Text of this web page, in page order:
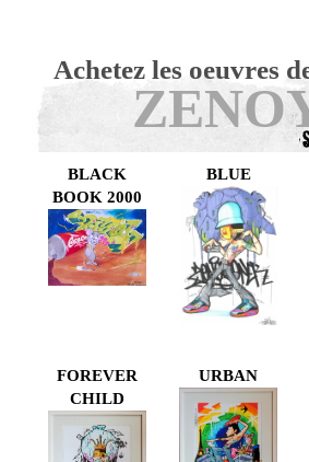
Achetez les oeuvres
BLACK
BOOK 2000
BLUE
FOREVER
CHILD
URBAN